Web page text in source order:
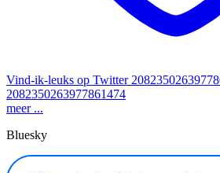
Vind-ik-leuks op Twitter
2082350263977861474
meer ...
Bluesky